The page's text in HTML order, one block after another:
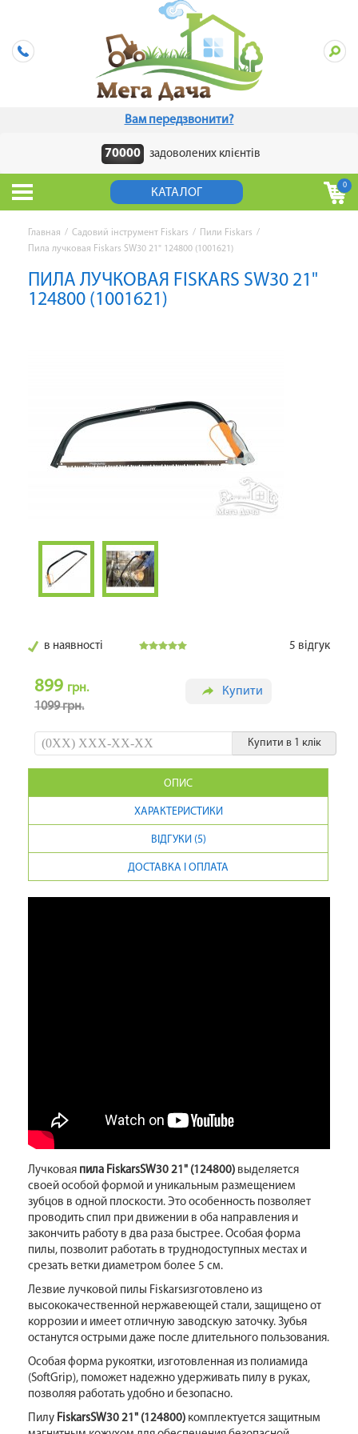
Вам передзвонити?
70000 задоволених клієнтів
КАТАЛОГ
0
Главная / Садовий інструмент Fiskars / Пили Fiskars /
Пила лучковая Fiskars SW30 21" 124800 (1001621)
ПИЛА ЛУЧКОВАЯ FISKARS SW30 21"
124800 (1001621)
в наявності 5 відгук
899 грн.
1099 грн.
Купити
Купити в 1 клік
ОПИС
ХАРАКТЕРИСТИКИ
ВІДГУКИ (5)
ДОСТАВКА І ОПЛАТА
Лучковая пила FiskarsSW30 21" (124800) выделяется
своей особой формой и уникальным размещением
зубцов в одной плоскости. Это особенность позволяет
проводить спил при движении в оба направления и
закончить работу в два раза быстрее. Особая форма
пилы, позволит работать в труднодоступных местах и
срезать ветки диаметром более 5 см.
Лезвие лучковой пилы Fiskarsизготовлено из
высококачественной нержавеющей стали, защищено от
коррозии и имеет отличную заводскую заточку. Зубья
останутся острыми даже после длительного пользования.
Особая форма рукоятки, изготовленная из полиамида
(SoftGrip), поможет надежно удерживать пилу в руках,
позволяя работать удобно и безопасно.
Пилу FiskarsSW30 21" (124800) комплектуется защитным